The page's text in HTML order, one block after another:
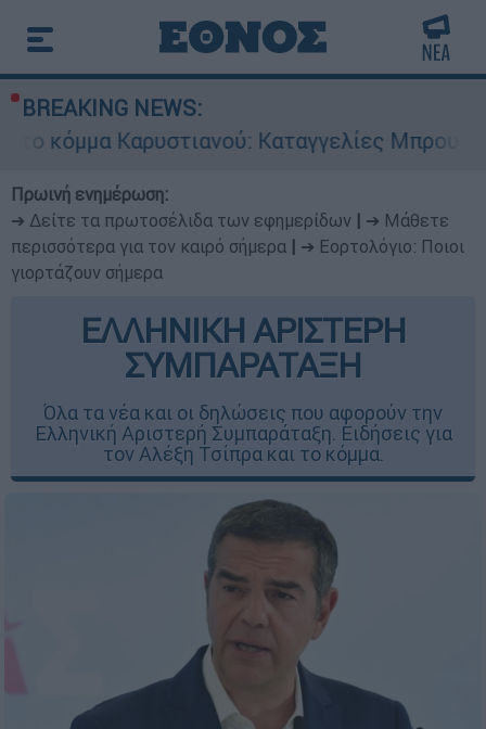
BREAKING NEWS:
Καταγγελίες Μπρουτζάκη για
Πρωινή ενημέρωση:
➔ Δείτε τα πρωτοσέλιδα των εφημερίδων
➔ Μάθετε
περισσότερα για τον καιρό σήμερα
➔ Εορτολόγιο: Ποιοι
γιορτάζουν σήμερα
ΕΛΛΗΝΙΚΗ ΑΡΙΣΤΕΡΗ
ΣΥΜΠΑΡΑΤΑΞΗ
Όλα τα νέα και οι δηλώσεις που αφορούν την
Ελληνική Αριστερή Συμπαράταξη. Ειδήσεις για
τον Αλέξη Τσίπρα και το κόμμα.